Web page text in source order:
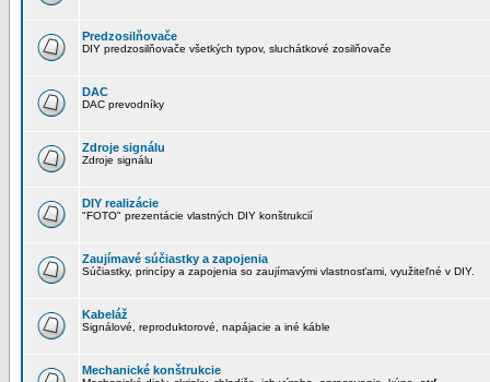
Predzosilňovače
DIY predzosilňovače všetkých typov, sluchátkové zosilňovače
DAC
DAC prevodníky
Zdroje signálu
Zdroje signálu
DIY realizácie
"FOTO" prezentácie vlastných DIY konštrukcií
Zaujímavé súčiastky a zapojenia
Súčiastky, princípy a zapojenia so zaujímavými vlastnosťami, využiteľné v DIY.
Kabeláž
Signálové, reproduktorové, napájacie a iné káble
Mechanické konštrukcie